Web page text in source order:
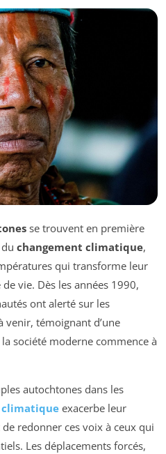
se trouvent en première
changement climatique,
qui transforme leur
vie. Dès les années 1990,
ont alerté sur les
venir, témoignant d’une
société moderne commence à
autochtones dans les
exacerbe leur
redonner ces voix à ceux qui
Les déplacements forcés,